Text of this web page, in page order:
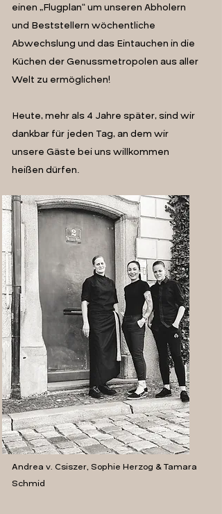
einen „Flugplan“ um unseren Abholern
und Beststellern wöchentliche
Abwechslung und das Eintauchen in die
Küchen der Genussmetropolen aus aller
Welt zu ermöglichen!
Heute, mehr als 4 Jahre später, sind wir
dankbar für jeden Tag, an dem wir
unsere Gäste bei uns willkommen
heißen dürfen.
Andrea v. Csiszer, Sophie Herzog & Tamara
Schmid